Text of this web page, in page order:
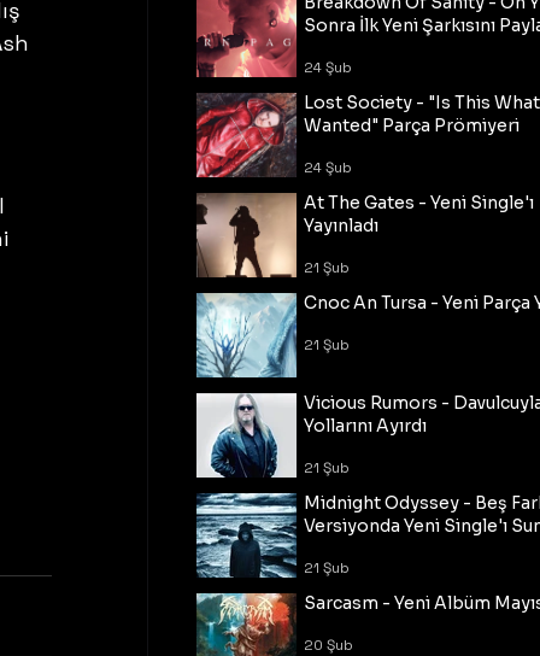
Sonra İlk Yeni Şarkısını
24 Şub
Lost Society - "Is This
Wanted" Parça Prömiyeri
24 Şub
At The Gates - Yeni Single'ı
Yayınladı
21 Şub
Cnoc An Tursa - Yeni Parça
21 Şub
Vicious Rumors -
Yollarını Ayırdı
21 Şub
Midnight Odyssey - Beş
Versiyonda Yeni Single'ı
21 Şub
Sarcasm - Yeni Albüm
20 Şub